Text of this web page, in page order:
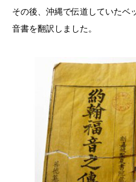
その後、沖縄で伝道していたベ
音書を翻訳しました。